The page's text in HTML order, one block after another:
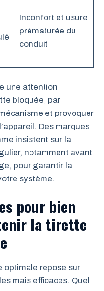
Inconfort et usure
prématurée du
conduit
une attention
bloquée, par
et provoquer
Des marques
insistent sur la
notamment avant
pour garantir la
système.
pour bien
la tirette
optimale repose sur
mais efficaces. Quel